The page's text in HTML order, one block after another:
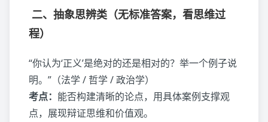
二、抽象思辨类（无标准答案，看思维过
程）
“你认为‘正义’是绝对的还是相对的？举一个例子说
明。”（法学 / 哲学 / 政治学）
考点： 能否构建清晰的论点，用具体案例支撑观
点，展现辩证思维和价值观。